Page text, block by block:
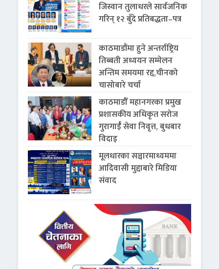
जिस्वान तुलाधरले सार्वजनिक
गरिन् १२ बुँदे प्रतिबद्धता–पत्र
काठमाडौंमा हुने अन्तर्राष्ट्रिय
तिब्बती अध्ययन सम्मेलन
अन्तिम समयमा रद्द,चीनको
चासोबारे चर्चा
काठमाडौँ महानगरका प्रमुख
प्रशासकीय अधिकृत सरोज
गुरागाईँ सेवा निवृत्त, बुधबार
विदाइ
मूलधारका सञ्चारमाध्यममा
आदिवासी मुद्दाबारे मिडिया
संवाद